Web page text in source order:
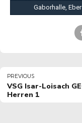
Gaborhalle,
PREVIOUS
VSG Isar-Loisach
Herren 1